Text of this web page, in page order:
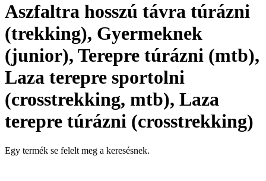
Aszfaltra hosszú távra túrázni
(trekking), Gyermeknek
(junior), Terepre túrázni (mtb),
Laza terepre sportolni
(crosstrekking, mtb), Laza
terepre túrázni (crosstrekking)
Egy termék se felelt meg a keresésnek.